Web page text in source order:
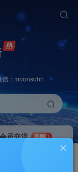
信：moonsohh
会员交流
群聊